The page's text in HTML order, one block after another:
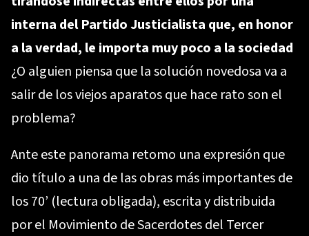
interna del Partido Justicialista que, en honor
a la verdad, le importa muy poco a la sociedad
¿O alguien piensa que la solución novedosa va a
salir de los viejos aparatos que hace rato son el
problema?
Ante este panorama retomo una expresión que
dio título a una de las obras más importantes de
los 70’ (lectura obligada), escrita y distribuida
por el Movimiento de Sacerdotes del Tercer